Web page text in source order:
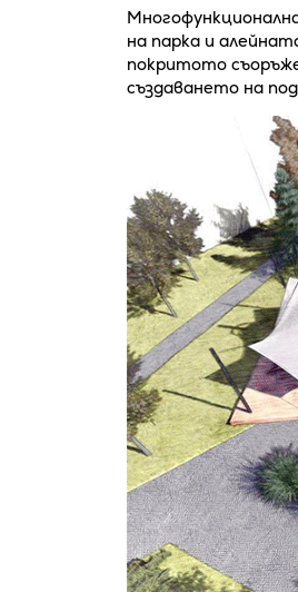
на парка и
покритото
създаването на